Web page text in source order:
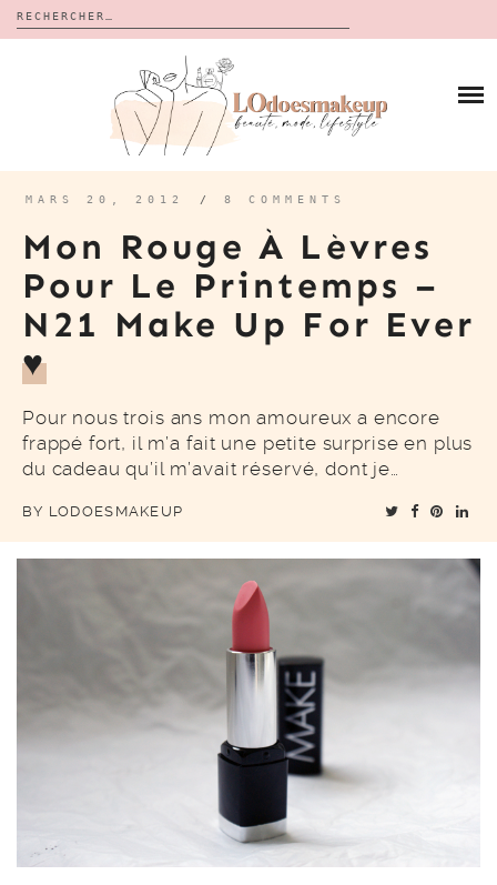
Rechercher :
CALENDRIERS DE L’AVENT
BON PLAN
À PROPOS
CONTACT
MARS 20, 2012 / 8 COMMENTS
Mon Rouge À Lèvres
Pour Le Printemps –
N21 Make Up For Ever
♥
Pour nous trois ans mon amoureux a encore
frappé fort, il m’a fait une petite surprise en plus
du cadeau qu’il m’avait réservé, dont je…
BY LODOESMAKEUP